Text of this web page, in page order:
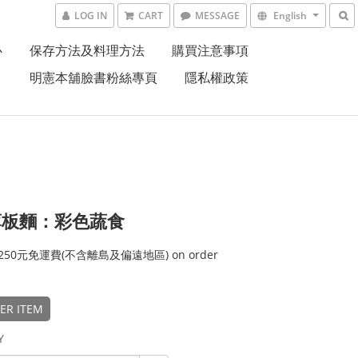
LOG IN CART MESSAGE English
保存方法及料理方法
購買注意事項
明憲本舖臉書粉絲專頁
隱私權政策
麵：彩色蔬食
元免運費(不含離島及偏遠地區) on order
ITEM